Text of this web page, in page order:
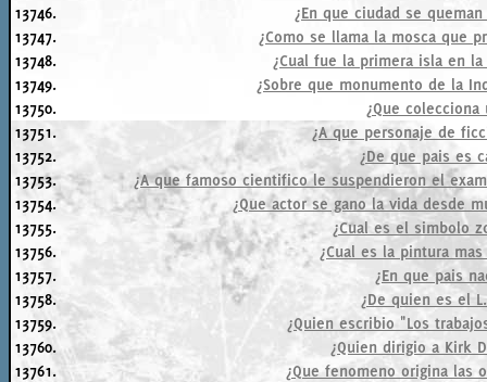
13746.
¿En que ciudad se
13747.
¿Como se llama la mosca que
13748.
¿Cual fue la primera isla en
13749.
¿Sobre que monumento de la
13750.
¿Que
13751.
¿A que personaje de
13752.
¿De que pais es
13753.
¿A que famoso cientifico le suspendieron el
13754.
¿Que actor se gano la vida desde
13755.
¿Cual es el simbolo
13756.
¿Cual es la pintura
13757.
¿En que pais
13758.
¿De quien es el
13759.
¿Quien escribio "Los
13760.
¿Quien dirigio a Kirk
13761.
¿Que fenomeno origina las